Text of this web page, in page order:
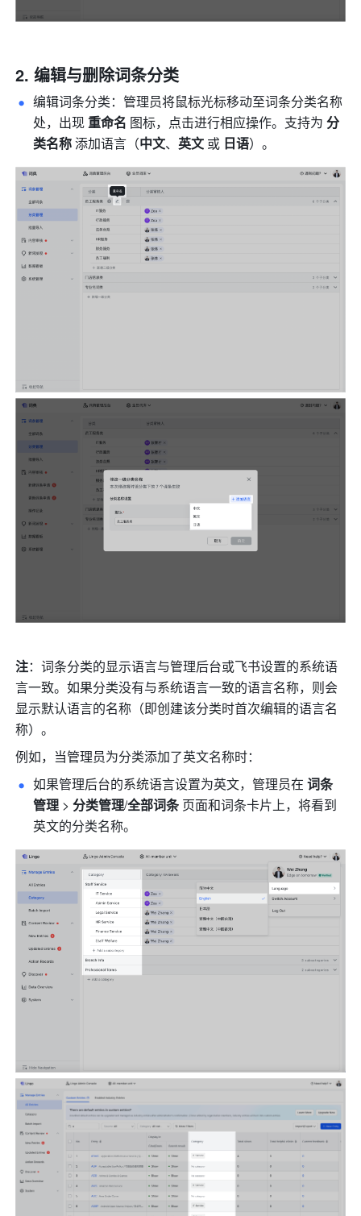
编辑与删除词条分类
编辑词条分类：管理员将鼠标光标移动至词条分类名称
处，出现 重命名 图标，点击进行相应操作。支持为 分
类名称 添加语言（中文、 英文 或 日语）。
注：词条分类的显示语言与管理后台或飞书设置的系统语
言一致。如果分类没有与系统语言一致的语言名称，则会
显示默认语言的名称（即创建该分类时首次编辑的语言名
称）。
例如，当管理员为分类添加了英文名称时：
如果管理后台的系统语言设置为英文，管理员在 词条
管理 > 分类管理/全部词条 页面和词条卡片上，将看到
英文的分类名称。